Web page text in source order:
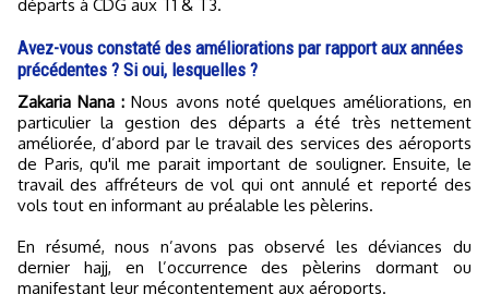
départs à CDG aux T1 & T3.
Avez-vous constaté des améliorations par rapport aux années
précédentes ? Si oui, lesquelles ?
Zakaria Nana : Nous avons noté quelques améliorations, en
particulier la gestion des départs a été très nettement
améliorée, d’abord par le travail des services des aéroports
de Paris, qu'il me parait important de souligner. Ensuite, le
travail des affréteurs de vol qui ont annulé et reporté des
vols tout en informant au préalable les pèlerins.
En résumé, nous n’avons pas observé les déviances du
dernier hajj, en l’occurrence des pèlerins dormant ou
manifestant leur mécontentement aux aéroports.